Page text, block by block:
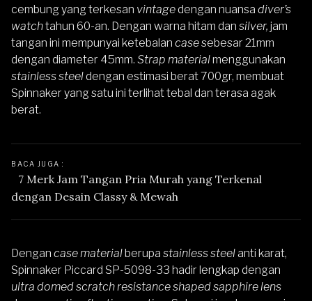
cembung yang terkesan vintagedengan nuansa diver’s
watchtahun 60-an. Dengan warna hitam dan silver, jam
tangan ini mempunyai ketebalan casesebesar 21mm
dengan diameter 45mm. Strap materialmenggunakan
stainless steeldengan estimasi berat 700gr, membuat
Spinnaker yang satu ini terlihat tebal dan terasa agak
berat.
BACA JUGA :
7 Merk Jam Tangan Pria Murah yang Terkenal
dengan Desain Classy & Mewah
Dengan case materialberupa stainless steelanti karat,
Spinnaker Piccard SP-5098-33 hadir lengkap dengan
ultra domed scratch resistance shaped sapphire lens